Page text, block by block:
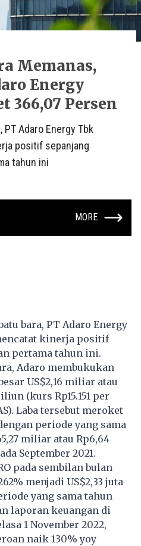
Memanas,
Energy
366,07 Persen
PT Adaro Energy Tbk
positif sepanjang
tahun ini
MORE
bara, PT Adaro Energy
kinerja positif
pertama tahun ini.
Adaro membukukan
US$2,16 miliar atau
(kurs Rp15.151 per
Laba tersebut meroket
periode yang sama
miliar atau Rp6,64
September 2021.
pada sembilan bulan
menjadi US$2,33 juta
yang sama tahun
laporan keuangan di
1 November 2022,
naik 130% yoy